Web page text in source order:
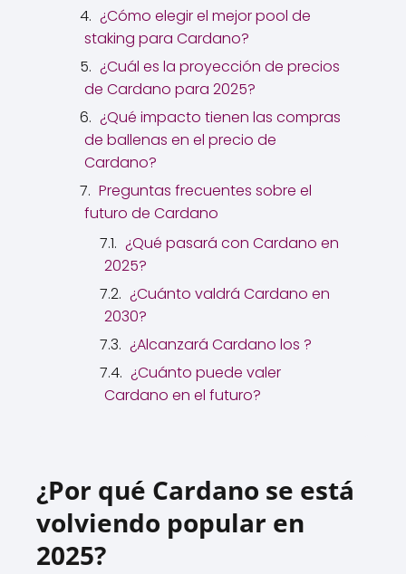
¿Cómo elegir el mejor pool de
staking para Cardano?
¿Cuál es la proyección de precios
de Cardano para 2025?
¿Qué impacto tienen las compras
de ballenas en el precio de
Cardano?
Preguntas frecuentes sobre el
futuro de Cardano
¿Qué pasará con Cardano en
2025?
¿Cuánto valdrá Cardano en
2030?
¿Alcanzará Cardano los ?
¿Cuánto puede valer
Cardano en el futuro?
¿Por qué Cardano se está
volviendo popular en
2025?